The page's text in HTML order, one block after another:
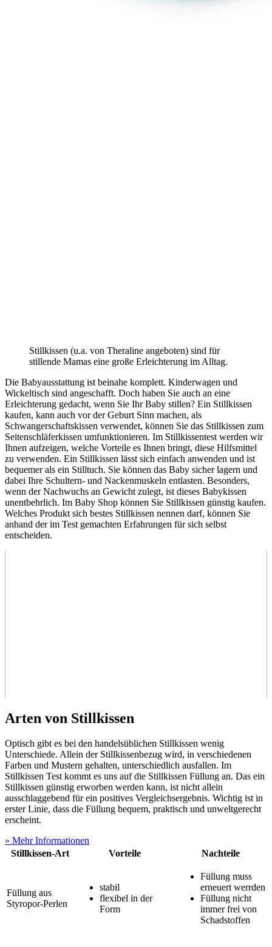
Stillkissen (u.a. von Theraline angeboten) sind für
stillende Mamas eine große Erleichterung im Alltag.
Die Babyausstattung ist beinahe komplett. Kinderwagen und
Wickeltisch sind angeschafft. Doch haben Sie auch an eine
Erleichterung gedacht, wenn Sie Ihr Baby stillen? Ein Stillkissen
kaufen, kann auch vor der Geburt Sinn machen, als
Schwangerschaftskissen verwendet, können Sie das Stillkissen zum
Seitenschläferkissen umfunktionieren. Im Stillkissentest werden wir
Ihnen aufzeigen, welche Vorteile es Ihnen bringt, diese Hilfsmittel
zu verwenden. Ein Stillkissen lässt sich einfach anwenden und ist
bequemer als ein Stilltuch. Sie können das Baby sicher lagern und
dabei Ihre Schultern- und Nackenmuskeln entlasten. Besonders,
wenn der Nachwuchs an Gewicht zulegt, ist dieses Babykissen
unentbehrlich. Im Baby Shop können Sie Stillkissen günstig kaufen.
Welches Produkt sich bestes Stillkissen nennen darf, können Sie
anhand der im Test gemachten Erfahrungen für sich selbst
entscheiden.
Arten von Stillkissen
Optisch gibt es bei den handelsüblichen Stillkissen wenig
Unterschiede. Allein der Stillkissenbezug wird, in verschiedenen
Farben und Mustern gehalten, unterschiedlich ausfallen. Im
Stillkissen Testkommt es uns auf die Stillkissen Füllung an. Das ein
Stillkissen günstig erworben werden kann, ist nicht allein
ausschlaggebend für ein positives Vergleichsergebnis. Wichtig ist in
erster Linie, dass die Füllung bequem, praktisch und unweltgerecht
erscheint.
» Mehr Informationen
Stillkissen-Art
Vorteile Nachteile
Füllung aus
Styropor-Perlen
stabil
flexibel in der
Form
Füllung muss
erneuert werrden
Füllung nicht
immer frei von
Schadstoffen